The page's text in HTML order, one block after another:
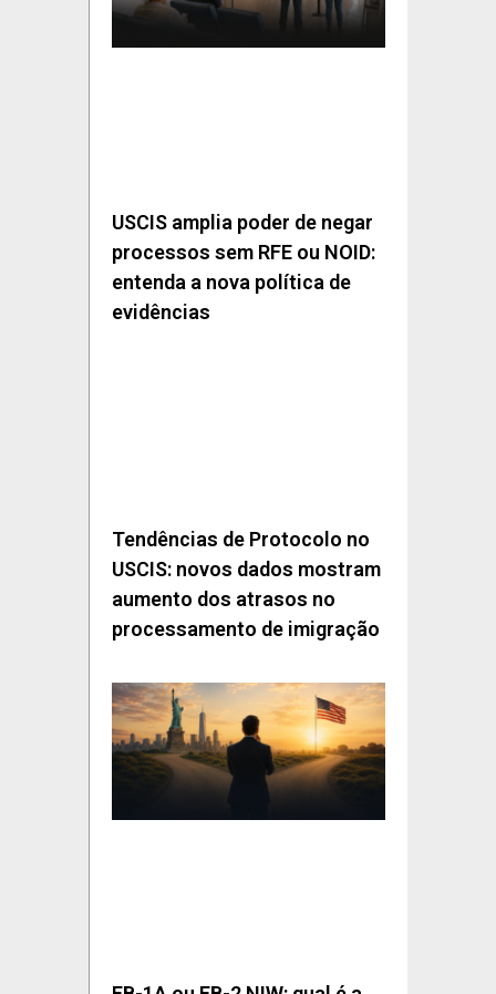
USCIS amplia poder de negar
processos sem RFE ou NOID:
entenda a nova política de
evidências
Tendências de Protocolo no
USCIS: novos dados mostram
aumento dos atrasos no
processamento de imigração